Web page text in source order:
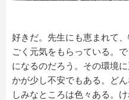
好きだ。先生にも恵まれて
ごく元気をもらっている。
になるのだろう。その環境
かが少し不安でもある。ど
しみなところは色々ある。